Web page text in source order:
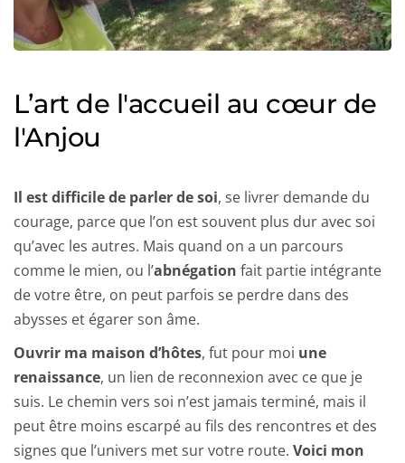
L’art de l'accueil au cœur de
l'Anjou
Il est difficile de parler de soi, se livrer demande du
courage, parce que l’on est souvent plus dur avec soi
qu’avec les autres. Mais quand on a un parcours
comme le mien, ou l’abnégation fait partie intégrante
de votre être, on peut parfois se perdre dans des
abysses et égarer son âme.
Ouvrir ma maison d’hôtes, fut pour moi une
renaissance, un lien de reconnexion avec ce que je
suis. Le chemin vers soi n’est jamais terminé, mais il
peut être moins escarpé au fils des rencontres et des
signes que l’univers met sur votre route. Voici mon